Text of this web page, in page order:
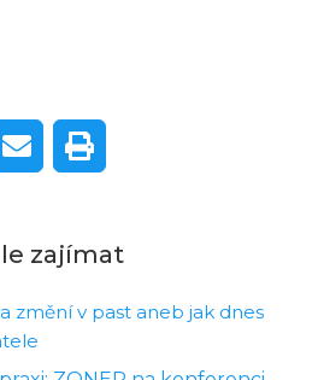
zajímat
změní v past aneb jak dnes